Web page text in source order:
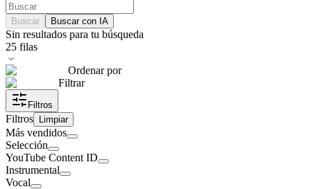
Buscar Buscar con IA
Sin resultados para tu búsqueda
25 filas
Ordenar por
Filtrar
Filtros
Filtros Limpiar
Más vendidos
Selección
YouTube Content ID
Instrumental
Vocal